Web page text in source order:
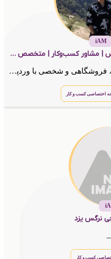
iAM
بردیا دادگر طراح سایت وردپرس | مشاور کسب‌وکار | متخصص خدمات الکترونیکی
طراحی سایت‌های شرکتی، فروشگاهی و شخصی با وردپرس، همراه با مشاوره در حوزه برندینگ، هوشمندسازی و ارتباط مؤثر با مشتری.
اختصاصی کسب و کار
نرگس یزد
کسب و کار